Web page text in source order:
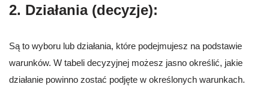
2. Działania (decyzje):
Są to wyboru lub działania, które podejmujesz na podstawie
warunków. W tabeli decyzyjnej możesz jasno określić, jakie
działanie powinno zostać podjęte w określonych warunkach.